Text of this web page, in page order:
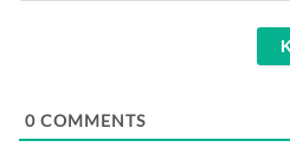
0 COMMENTS